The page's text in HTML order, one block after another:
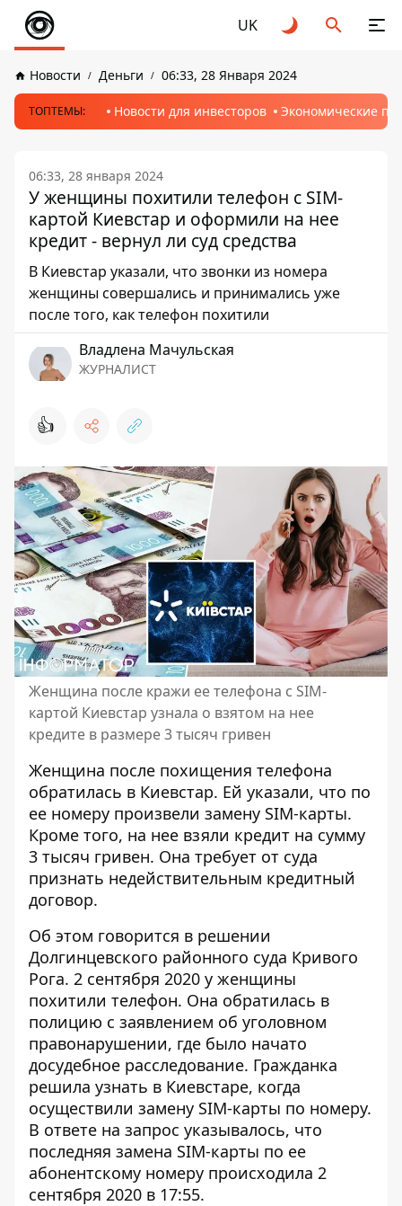
UK
Новости Деньги 06:33, 28 Января 2024
ТОПТЕМЫ: Новости для инвесторов Экономические
06:33, 28 января 2024
У женщины похитили телефон с SIM-
картой Киевстар и оформили на нее
кредит - вернул ли суд средства
В Киевстар указали, что звонки из номера
женщины совершались и принимались уже
после того, как телефон похитили
Владлена Мачульская
ЖУРНАЛИСТ
👍
Женщина после кражи ее телефона с SIM-
картой Киевстар узнала о взятом на нее
кредите в размере 3 тысяч гривен
Женщина после похищения телефона
обратилась в Киевстар. Ей указали, что по
ее номеру произвели замену SІМ-карты.
Кроме того, на нее взяли кредит на сумму
3 тысяч гривен. Она требует от суда
признать недействительным кредитный
договор.
Об этом говорится в решении
Долгинцевского районного суда Кривого
Рога. 2 сентября 2020 у женщины
похитили телефон. Она обратилась в
полицию с заявлением об уголовном
правонарушении, где было начато
досудебное расследование. Гражданка
решила узнать в Киевстаре, когда
осуществили замену SІМ-карты по номеру.
В ответе на запрос указывалось, что
последняя замена SIM-карты по ее
абонентскому номеру происходила 2
сентября 2020 в 17:55.